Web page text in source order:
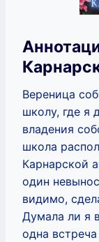
Вереница
школу, где я
владения
школа
Карнарской
один
видимо,
Думала ли я
одна